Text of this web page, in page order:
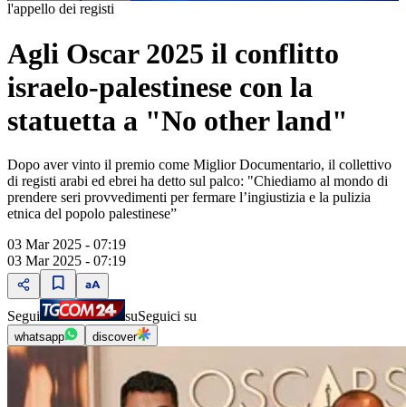
l'appello dei registi
Agli Oscar 2025 il conflitto
israelo-palestinese con la
statuetta a "No other land"
Dopo aver vinto il premio come Miglior Documentario, il collettivo
di registi arabi ed ebrei ha detto sul palco: "Chiediamo al mondo di
prendere seri provvedimenti per fermare l’ingiustizia e la pulizia
etnica del popolo palestinese”
03 Mar 2025 - 07:19
03 Mar 2025 - 07:19
Segui suSeguici su
whatsapp discover